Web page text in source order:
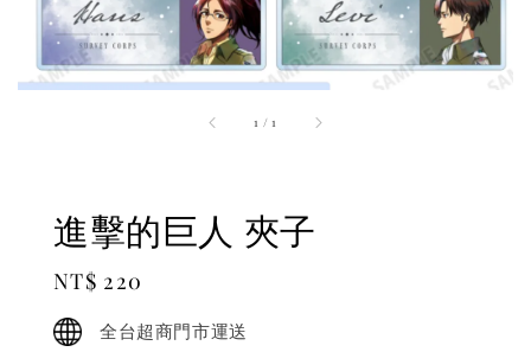
1 /1
進擊的巨人 夾子
Regular
price
NT$ 220
全台超商門市運送